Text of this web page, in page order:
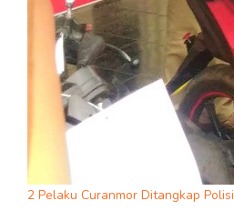
2 Pelaku Curanmor Ditangkap Polisi